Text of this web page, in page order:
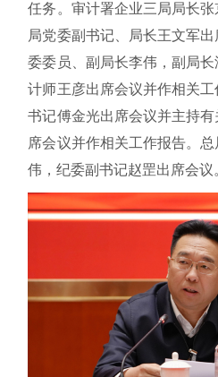
任务。审计署企业三局局长
局党委副书记、局长王文军
委委员、副局长李伟，副局
计师王彦出席会议并作相关
书记傅金光出席会议并主持
席会议并作相关工作报告。
伟，纪委副书记赵罡出席会议